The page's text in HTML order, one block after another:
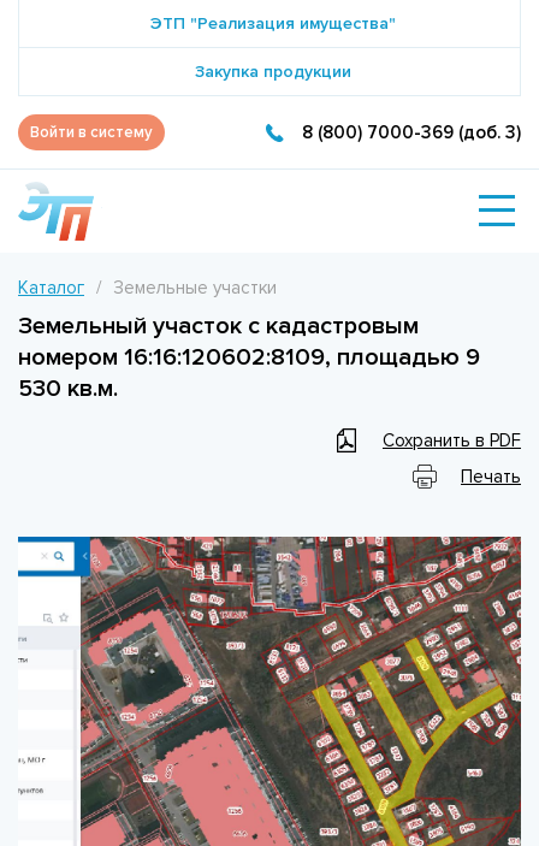
ЭТП "Реализация имущества"
Закупка продукции
Войти в систему 8 (800) 7000-369 (доб. 3)
Каталог Земельные участки
Земельный участок с кадастровым
номером 16:16:120602:8109, площадью 9
530 кв.м.
Сохранить в PDF
Печать